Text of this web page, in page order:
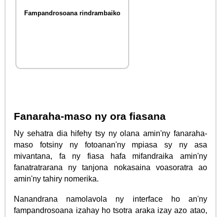
Fampandrosoana rindrambaiko
Fanaraha-maso ny ora fiasana
Ny sehatra dia hifehy tsy ny olana amin'ny fanaraha-
maso fotsiny ny fotoanan'ny mpiasa sy ny asa
mivantana, fa ny fiasa hafa mifandraika amin'ny
fanatratrarana ny tanjona nokasaina voasoratra ao
amin'ny tahiry nomerika.
Nanandrana namolavola ny interface ho an'ny
fampandrosoana izahay ho tsotra araka izay azo atao,